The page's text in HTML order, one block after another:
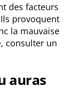
des facteurs
provoquent
la mauvaise
consulter un
auras